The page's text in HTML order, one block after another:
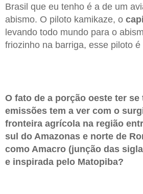
Brasil que eu tenho é a de um
abismo. O piloto kamikaze, o
levando todo mundo para o
friozinho na barriga, esse piloto é
O fato de a porção oeste ter
emissões tem a ver com o
fronteira agrícola na região
sul do Amazonas e norte de
como Amacro (junção das
e inspirada pelo Matopiba?